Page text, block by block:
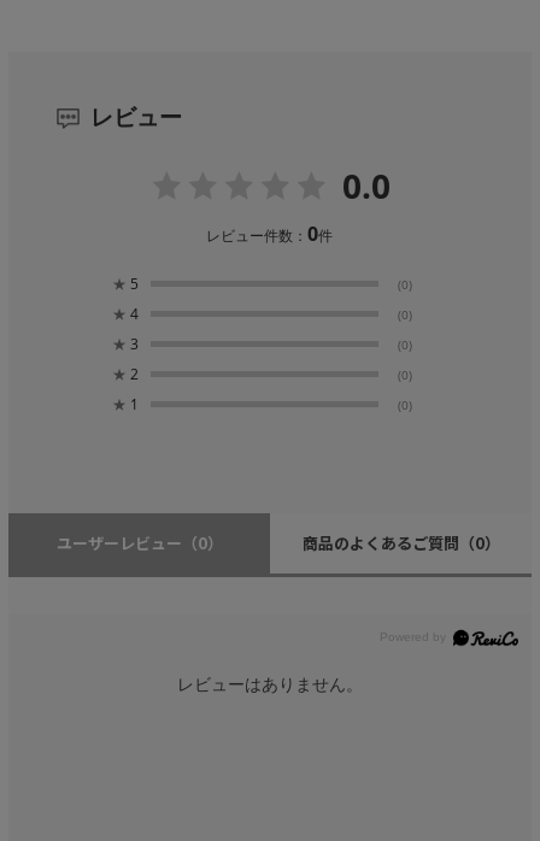
レビュー
0.0
レビュー件数：0件
★ 5 (0)
★ 4 (0)
★ 3 (0)
★ 2 (0)
★ 1 (0)
ユーザーレビュー （0） 商品のよくあるご質問 （0）
レビューはありません。